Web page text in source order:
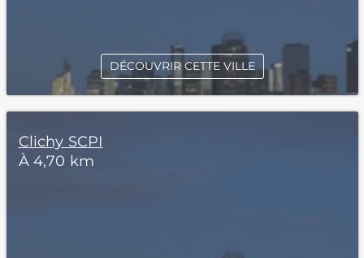
DÉCOUVRIR CETTE VILLE
Clichy SCPI
À 4,70 km